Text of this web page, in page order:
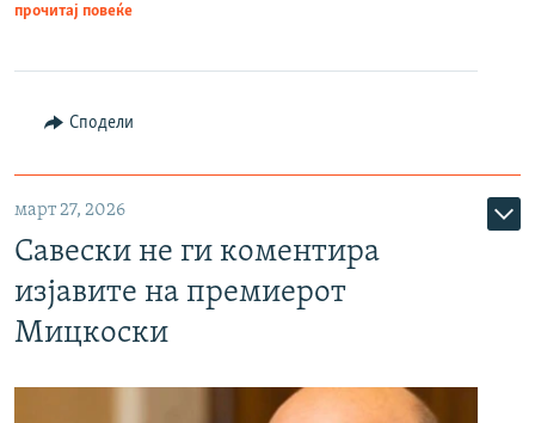
прочитај повеќе
Сподели
март 27, 2026
Савески не ги коментира
изјавите на премиерот
Мицкоски